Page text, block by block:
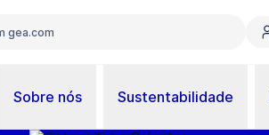
Sobre nós Sustentabilidade